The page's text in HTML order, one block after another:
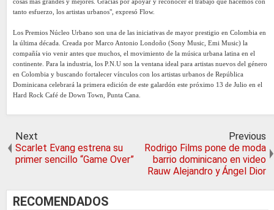
tanto esfuerzo, los artistas urbanos", expresó Flow.
Los Premios Núcleo Urbano son una de las iniciativas de mayor prestigio en Colombia en
la última década. Creada por Marco Antonio Londoño (Sony Music, Emi Music) la
compañía vio venir antes que muchos, el movimiento de la música urbana latina en el
continente. Para la industria, los P.N.U son la ventana ideal para artistas nuevos del género
en Colombia y buscando fortalecer vínculos con los artistas urbanos de República
Dominicana celebrará la primera edición de este galardón este próximo 13 de Julio en el
Hard Rock Café de Down Town, Punta Cana.
Next
Scarlet Evang estrena su
primer sencillo “Game Over”
Previous
Rodrigo Films pone de moda
barrio dominicano en video
Rauw Alejandro y Ángel Dior
RECOMENDADOS